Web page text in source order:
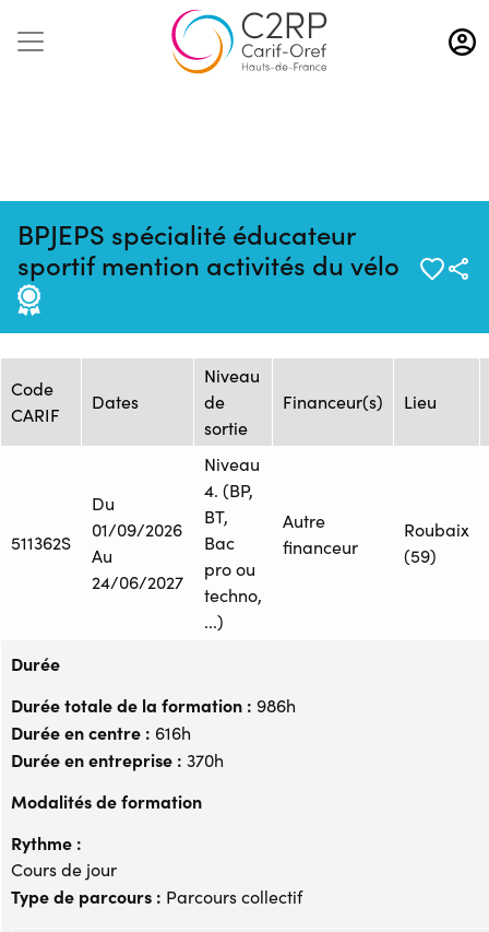
Aller
au
contenu
BPJEPS spécialité éducateur
sportif mention activités du vélo
Mise à jour :
20/01/2026
Formation :
25189399F
Source : CREPS Wattignies
Hauts-de-France
Session de formation
Code
CARIF
Dates
Niveau
de
sortie
Financeur(s) Lieu
511362S
Du
01/09/2026
Au
24/06/2027
Niveau
4. (BP,
BT,
Bac
pro ou
techno,
...)
Autre
financeur
Roubaix
(59)
Durée
Durée totale de la formation : 986h
Durée en centre : 616h
Durée en entreprise : 370h
Modalités de formation
Rythme :
Cours de jour
Type de parcours : Parcours collectif